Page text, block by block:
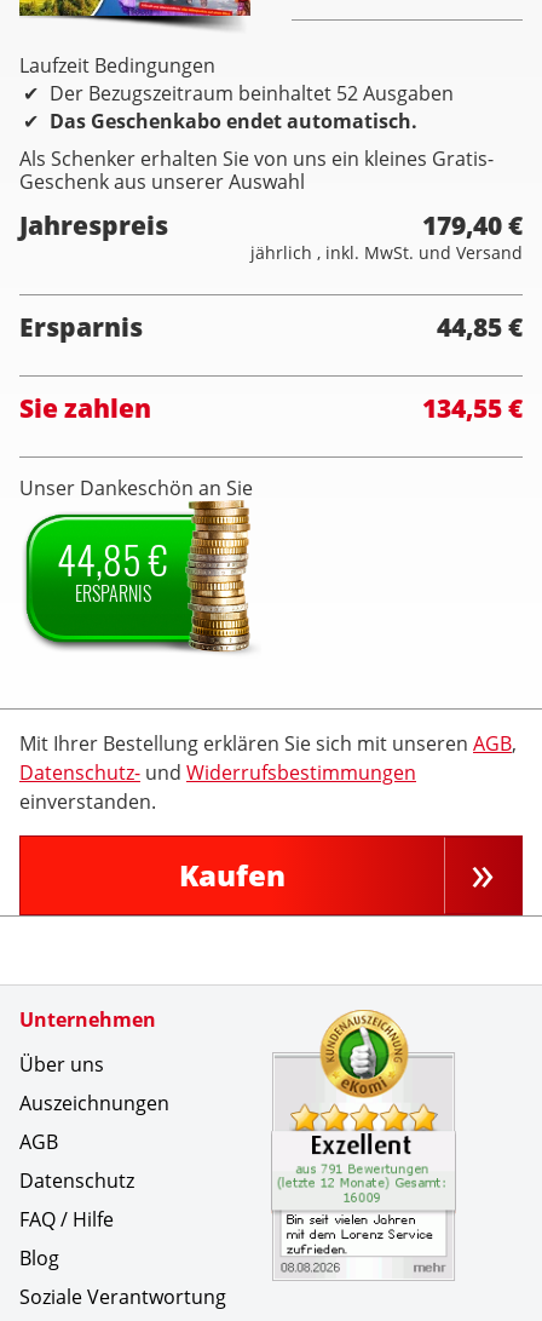
Laufzeit Bedingungen
Der Bezugszeitraum beinhaltet 52 Ausgaben
Das Geschenkabo endet automatisch.
Als Schenker erhalten Sie von uns ein kleines Gratis-
Geschenk aus unserer Auswahl
Jahrespreis 179,40 €
jährlich , inkl. MwSt. und Versand
Ersparnis 44,85 €
Sie zahlen 134,55 €
Unser Dankeschön an Sie
44,85 €
ERSPARNIS
Mit Ihrer Bestellung erklären Sie sich mit unseren AGB,
Datenschutz- und Widerrufsbestimmungen
einverstanden.
Kaufen
Unternehmen
Über uns
Auszeichnungen
AGB
Datenschutz
FAQ / Hilfe
Blog
Soziale Verantwortung
Zertifikate